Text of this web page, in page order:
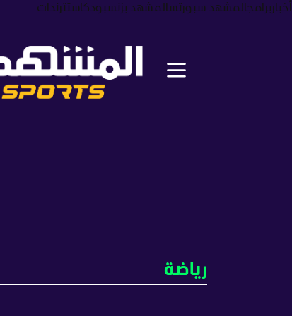
أخبار برامجالمشهد سبورتسالمشهد بزنسبودكاستترندات
رياضة